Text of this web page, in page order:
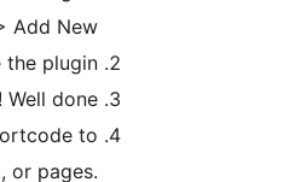
Activate the plugin
Yay! Well done.
Insert your shortcode to
the post, or pages.